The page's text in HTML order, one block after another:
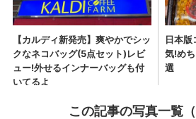
この記事の写真一覧（